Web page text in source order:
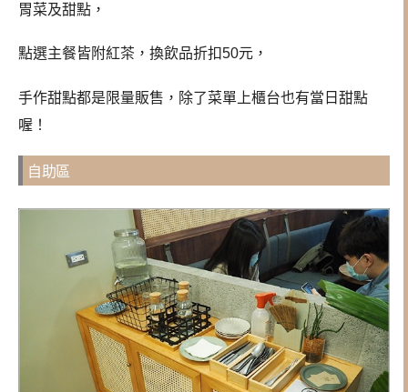
胃菜及甜點，
點選主餐皆附紅茶，換飲品折扣50元，
手作甜點都是限量販售，除了菜單上櫃台也有當日甜點
喔！
自助區